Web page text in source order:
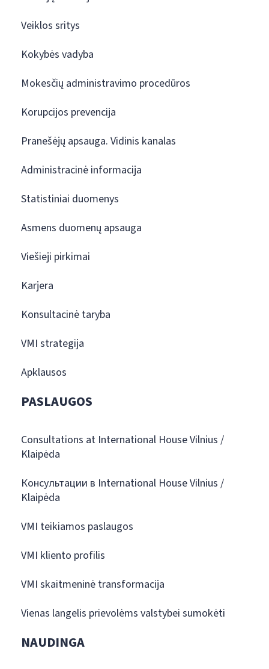
Veiklos sritys
Kokybės vadyba
Mokesčių administravimo procedūros
Korupcijos prevencija
Pranešėjų apsauga. Vidinis kanalas
Administracinė informacija
Statistiniai duomenys
Asmens duomenų apsauga
Viešieji pirkimai
Karjera
Konsultacinė taryba
VMI strategija
Apklausos
PASLAUGOS
Consultations at International House Vilnius /
Klaipėda
Консультации в International House Vilnius /
Klaipėda
VMI teikiamos paslaugos
VMI kliento profilis
VMI skaitmeninė transformacija
Vienas langelis prievolėms valstybei sumokėti
NAUDINGA